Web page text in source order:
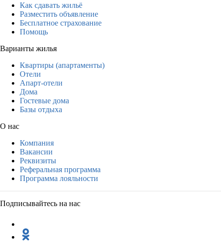
Как сдавать жильё
Разместить объявление
Бесплатное страхование
Помощь
Варианты жилья
Квартиры (апартаменты)
Отели
Апарт-отели
Дома
Гостевые дома
Базы отдыха
О нас
Компания
Вакансии
Реквизиты
Реферальная программа
Программа лояльности
Подписывайтесь на нас